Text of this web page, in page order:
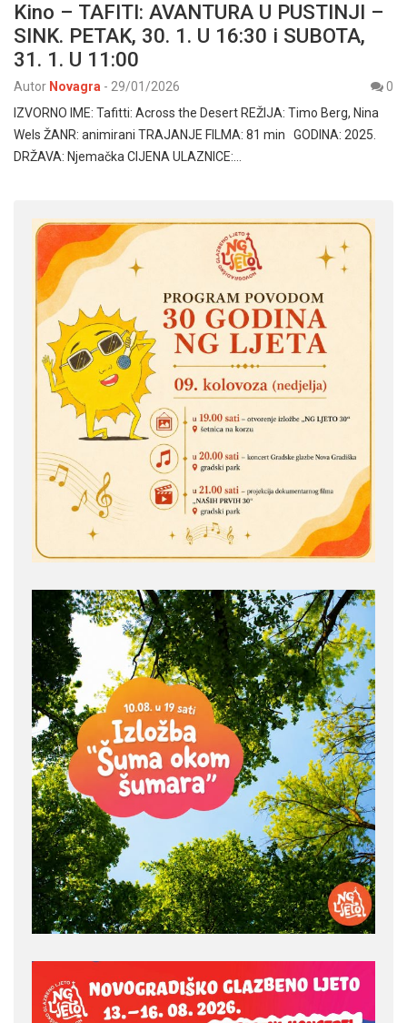
Kino – TAFITI: AVANTURA U PUSTINJI –
SINK. PETAK, 30. 1. U 16:30 i SUBOTA,
31. 1. U 11:00
Autor Novagra - 29/01/2026
0
IZVORNO IME: Tafitti: Across the Desert REŽIJA: Timo Berg, Nina
Wels ŽANR: animirani TRAJANJE FILMA: 81 min GODINA: 2025.
DRŽAVA: Njemačka CIJENA ULAZNICE:…